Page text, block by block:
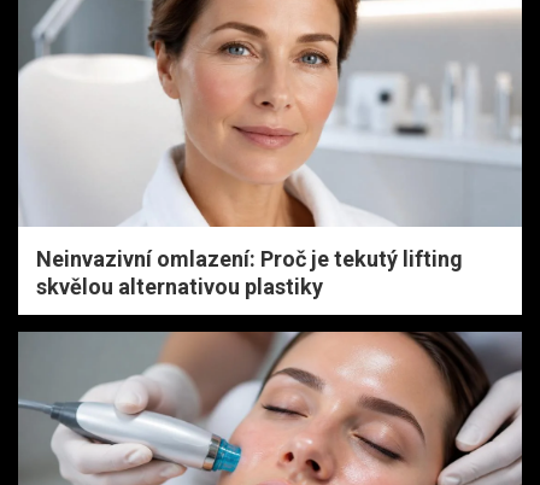
Neinvazivní omlazení: Proč je tekutý lifting
skvělou alternativou plastiky